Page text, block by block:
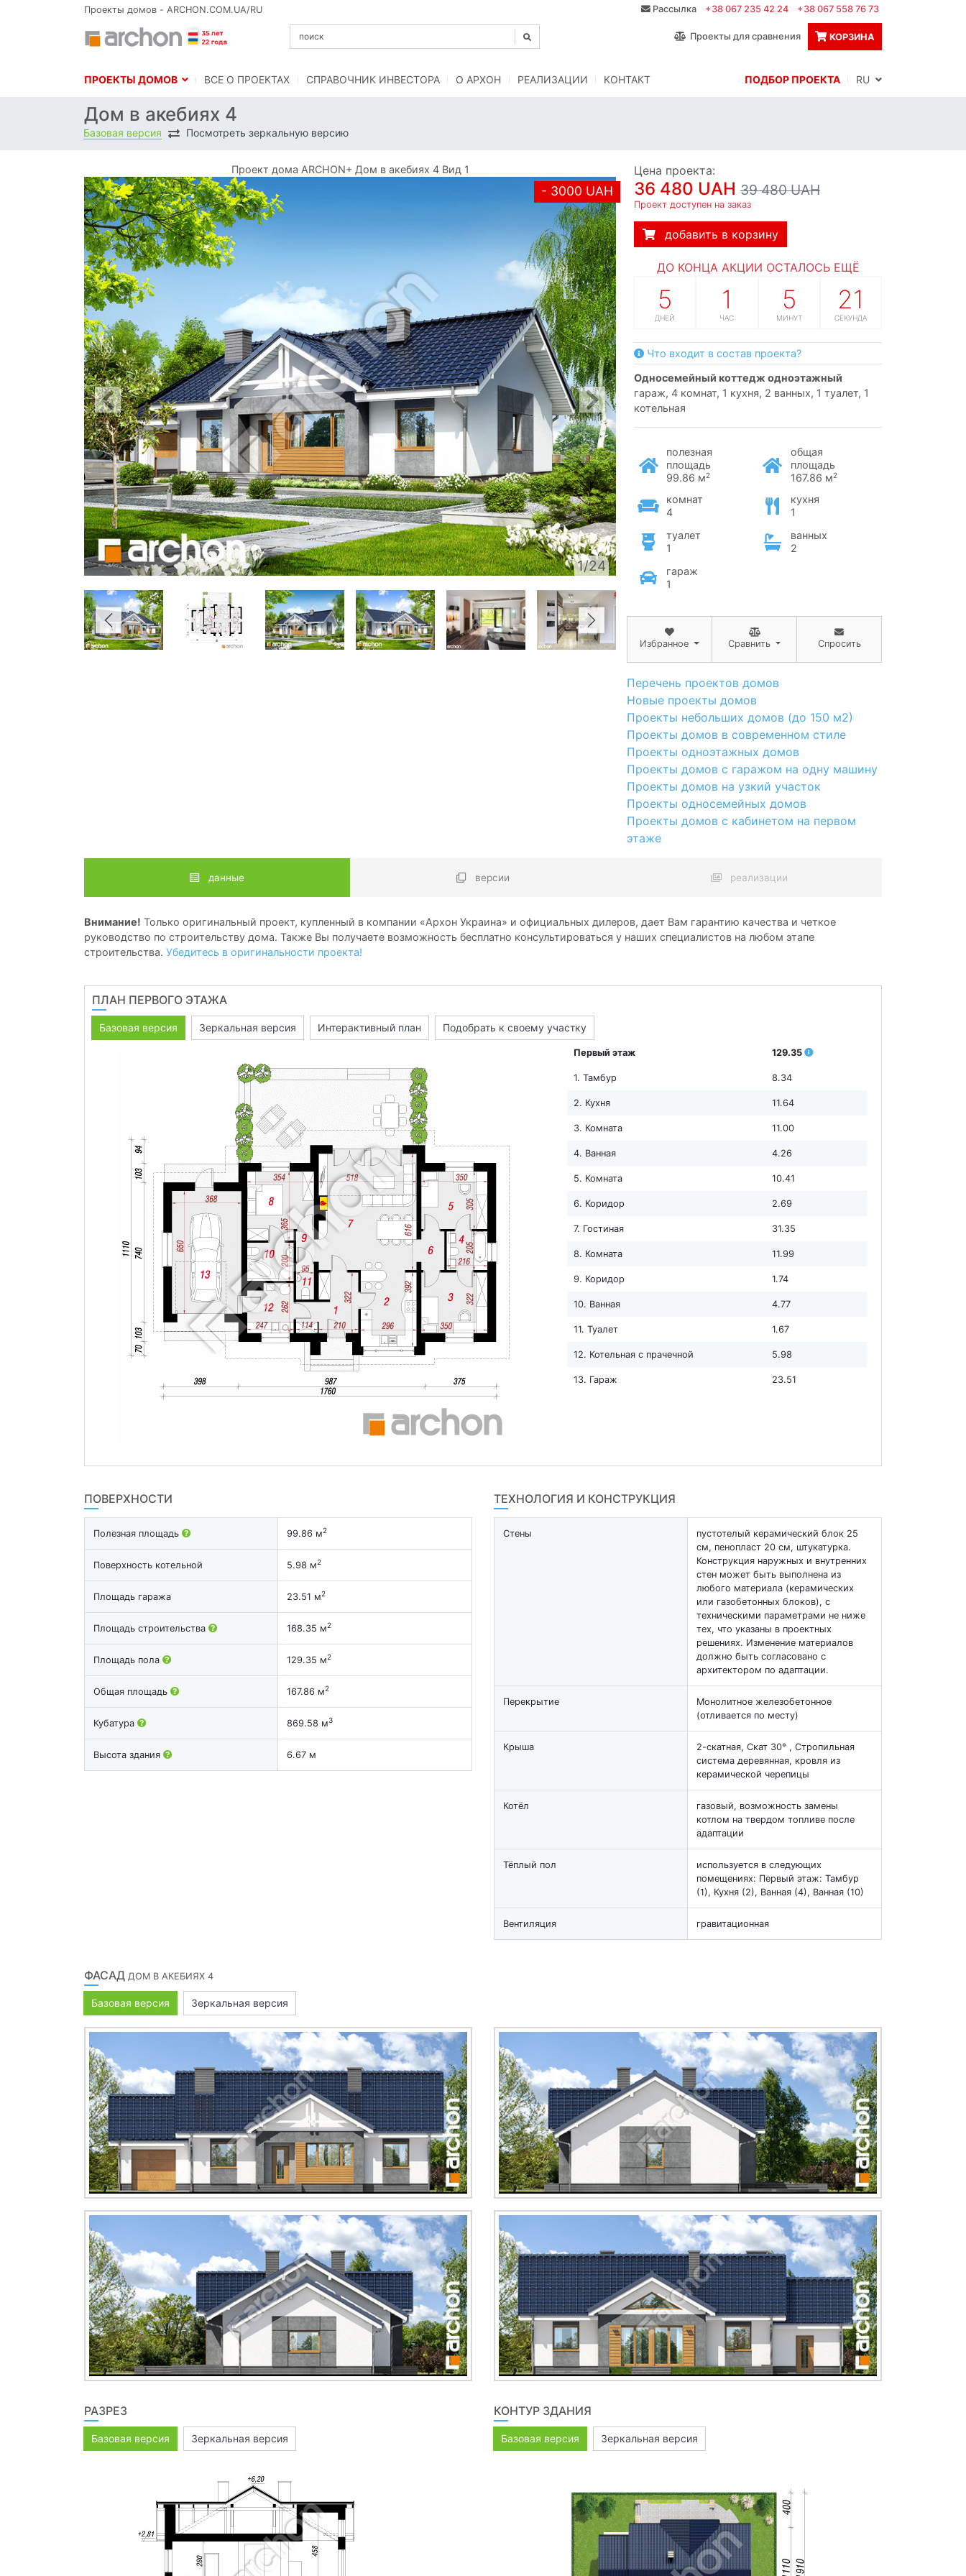
Проекты домов - ARCHON.COM.UA/RU Рассылка +38 067 235 42 24 +38 067 558 76 73
Проекты для сравнения КОРЗИНА
ПРОЕКТЫ ДОМОВ BСЕ О ПРОЕКТАХ СПРАВОЧНИК ИНВЕСТОРА O АРХОН РЕАЛИЗАЦИИ КОНТАКТ ПОДБОР ПРОЕКТА
Дом в акебиях 4
Базовая версия Посмотреть зеркальную версию
Проект дома ARCHON+ Дом в акебиях 4 Вид 1
- 3000 UAH
1/24
Цена проекта:
36 480 UAH 39 480 UAH
Проект доступен на заказ
добавить в корзину
ДО КОНЦА АКЦИИ ОСТАЛОСЬ ЕЩЁ
5
ДНЕЙ
1
ЧАС
5
МИНУТ
20
СЕКУНД
Что входит в состав проекта?
односемейный коттедж одноэтажный
гараж, 4 комнат, 1 кухня, 2 ванных, 1 туалет, 1
котельная
полезная
площадь
99.86 м2
общая
площадь
167.86 м2
комнат
4
кухня
1
туалет
1
ванных
2
гараж
1
Избранное Сравнить Спросить
Перечень проектов домов
Новые проекты домов
Проекты небольших домов (до 150 м2)
Проекты домов в современном стиле
Проекты одноэтажных домов
Проекты домов с гаражом на одну машину
Проекты домов на узкий участок
Проекты односемейных домов
Проекты домов с кабинетом на первом
этаже
данные версии реализации
Внимание! Только оригинальный проект, купленный в компании «Архон Украина» и официальных дилеров, дает Вам гарантию качества и четкое
руководство по строительству дома. Также Вы получаете возможность бесплатно консультироваться у наших специалистов на любом этапе
строительства. Убедитесь в оригинальности проекта!
ПЛАН ПЕРВОГО ЭТАЖА
Базовая версия Зеркальная версия Интерактивный план Подобрать к своему участку
Первый этаж 129.35
1. Тамбур 8.34
2. Кухня 11.64
3. Комната 11.00
4. Ванная 4.26
5. Комната 10.41
6. Коридор 2.69
7. Гостиная 31.35
8. Комната 11.99
9. Коридор 1.74
10. Ванная 4.77
11. Туалет 1.67
12. Котельная с прачечной 5.98
13. Гараж 23.51
ПОВЕРХНОСТИ
Полезная площадь 99.86 м2
Поверхность котельной 5.98 м2
Площадь гаража 23.51 м2
Площадь строительства 168.35 м2
Площадь пола 129.35 м2
Общая площадь 167.86 м2
Кубатура 869.58 м3
Высота здания 6.67 м
ТЕХНОЛОГИЯ И КОНСТРУКЦИЯ
Стены
пустотелый керамический блок 25
см, пенопласт 20 см, штукатурка.
Конструкция наружных и внутренних
стен может быть выполнена из
любого материала (керамических
или газобетонных блоков), с
техническими параметрами не ниже
тех, что указаны в проектных
решениях. Изменение материалов
должно быть согласовано с
архитектором по адаптации.
Перекрытие
Монолитное железобетонное
(отливается по месту)
Крыша
2-скатная, Скат 30° , Стропильная
система деревянная, кровля из
керамической черепицы
Котёл
газовый, возможность замены
котлом на твердом топливе после
адаптации
Тёплый пол
используется в следующих
помещениях: Первый этаж: Тамбур
(1), Кухня (2), Ванная (4), Ванная (10)
Вентиляция гравитационная
ФАСАД ДОМ В АКЕБИЯХ 4
Базовая версия Зеркальная версия
РАЗРЕЗ
Базовая версия Зеркальная версия
КОНТУР ЗДАНИЯ
Базовая версия Зеркальная версия